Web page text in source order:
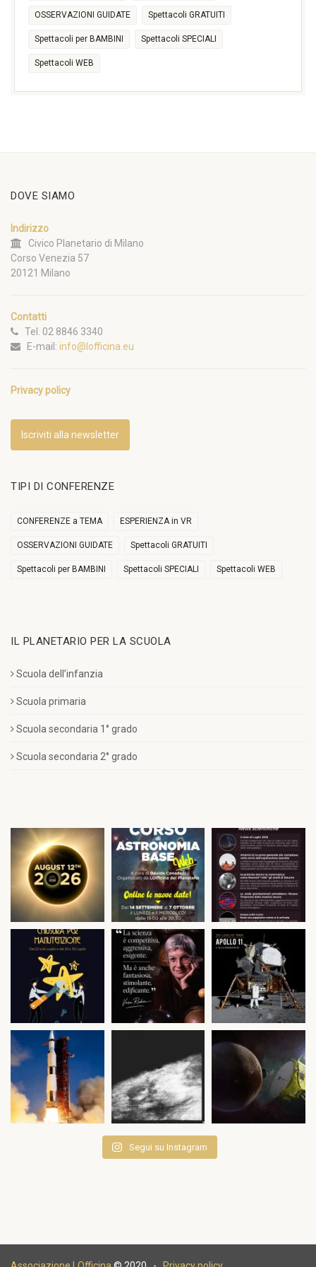
OSSERVAZIONI GUIDATE Spettacoli GRATUITI
Spettacoli per BAMBINI Spettacoli SPECIALI
Spettacoli WEB
DOVE SIAMO
Indirizzo
Civico Planetario di Milano
Corso Venezia 57
20121 Milano
Contatti
Tel. 02 8846 3340
E-mail: info@lofficina.eu
Privacy policy
Iscriviti alla newsletter
TIPI DI CONFERENZE
CONFERENZE a TEMA ESPERIENZA in VR
OSSERVAZIONI GUIDATE Spettacoli GRATUITI
Spettacoli per BAMBINI Spettacoli SPECIALI Spettacoli WEB
IL PLANETARIO PER LA SCUOLA
Scuola dell’infanzia
Scuola primaria
Scuola secondaria 1° grado
Scuola secondaria 2° grado
Segui su Instagram